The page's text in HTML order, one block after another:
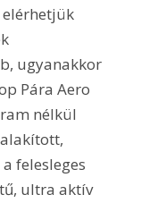
elérhetjük
ugyanakkor
Pára Aero
nélkül
felesleges
ultra aktív